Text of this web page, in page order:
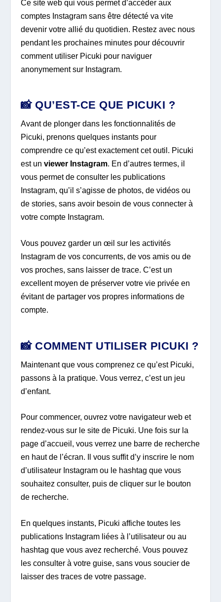
Ce site web qui vous permet d’accéder aux
comptes Instagram sans être détecté va vite
devenir votre allié du quotidien. Restez avec nous
pendant les prochaines minutes pour découvrir
comment utiliser Picuki pour naviguer
anonymement sur Instagram.
📸 QU’EST-CE QUE PICUKI ?
Avant de plonger dans les fonctionnalités de
Picuki, prenons quelques instants pour
comprendre ce qu’est exactement cet outil. Picuki
est unviewer Instagram. En d’autres termes, il
vous permet de consulter les publications
Instagram, qu’il s’agisse de photos, de vidéos ou
de stories, sans avoir besoin de vous connecter à
votre compte Instagram.
Vous pouvez garder un œil sur les activités
Instagram de vos concurrents, de vos amis ou de
vos proches, sans laisser de trace. C’est un
excellent moyen de préserver votre vie privée en
évitant de partager vos propres informations de
compte.
📸 COMMENT UTILISER PICUKI ?
Maintenant que vous comprenez ce qu’est Picuki,
passons à la pratique. Vous verrez, c’est un jeu
d’enfant.
Pour commencer, ouvrez votre navigateur web et
rendez-vous sur le site de Picuki. Une fois sur la
page d’accueil, vous verrez une barre de recherche
en haut de l’écran. Il vous suffit d’y inscrire le nom
d’utilisateur Instagram ou le hashtag que vous
souhaitez consulter, puis de cliquer sur le bouton
de recherche.
En quelques instants, Picuki affiche toutes les
publications Instagram liées à l’utilisateur ou au
hashtag que vous avez recherché. Vous pouvez
les consulter à votre guise, sans vous soucier de
laisser des traces de votre passage.